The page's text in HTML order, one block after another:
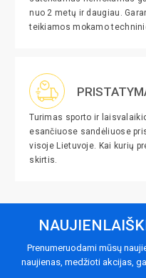
nuo 2 metų ir daugiau.
teikiamos mokamo
Turimas sporto ir
esančiuose sandėliuose
visoje Lietuvoje. Kai kurių
skirtis.
Prenumeruodami mūsų
naujienas, medžioti akcijas,